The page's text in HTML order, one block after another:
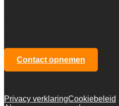
Contact opnemen
Privacy verklaringCookiebeleid